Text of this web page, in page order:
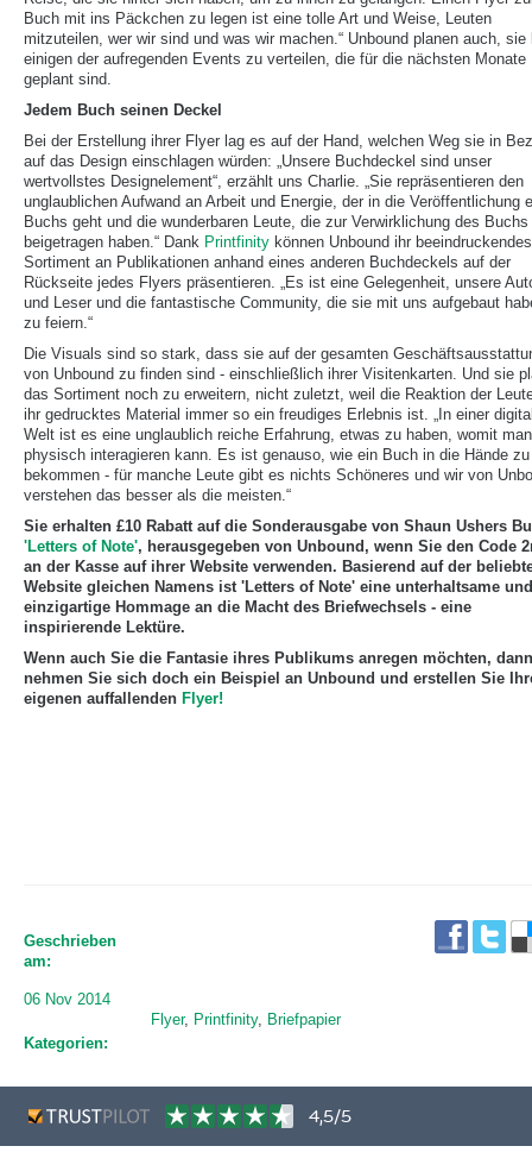
Buch mit ins Päckchen zu legen ist eine tolle Art und Weise, Leuten
mitzuteilen, wer wir sind und was wir machen.“ Unbound planen auch, sie
einigen der aufregenden Events zu verteilen, die für die nächsten Monate
geplant sind.
Jedem Buch seinen Deckel
Bei der Erstellung ihrer Flyer lag es auf der Hand, welchen Weg sie in
auf das Design einschlagen würden: „Unsere Buchdeckel sind unser
wertvollstes Designelement“, erzählt uns Charlie. „Sie repräsentieren den
unglaublichen Aufwand an Arbeit und Energie, der in die Veröffentlichung
Buchs geht und die wunderbaren Leute, die zur Verwirklichung des Buchs
beigetragen haben.“ Dank Printfinity können Unbound ihr beeindruckendes
Sortiment an Publikationen anhand eines anderen Buchdeckels auf der
Rückseite jedes Flyers präsentieren. „Es ist eine Gelegenheit, unsere
und Leser und die fantastische Community, die sie mit uns aufgebaut
zu feiern.“
Die Visuals sind so stark, dass sie auf der gesamten
von Unbound zu finden sind - einschließlich ihrer Visitenkarten. Und sie
das Sortiment noch zu erweitern, nicht zuletzt, weil die Reaktion der
ihr gedrucktes Material immer so ein freudiges Erlebnis ist. „In einer
Welt ist es eine unglaublich reiche Erfahrung, etwas zu haben, womit man
physisch interagieren kann. Es ist genauso, wie ein Buch in die Hände zu
bekommen - für manche Leute gibt es nichts Schöneres und wir von
verstehen das besser als die meisten.“
Sie erhalten £10 Rabatt auf die Sonderausgabe von Shaun Ushers
'Letters of Note', herausgegeben von Unbound, wenn Sie den Code
an der Kasse auf ihrer Website verwenden. Basierend auf der
Website gleichen Namens ist 'Letters of Note' eine unterhaltsame und
einzigartige Hommage an die Macht des Briefwechsels - eine
inspirierende Lektüre.
Wenn auch Sie die Fantasie ihres Publikums anregen möchten, dann
nehmen Sie sich doch ein Beispiel an Unbound und erstellen Sie
eigenen auffallenden Flyer!
Geschrieben
am:
06 Nov 2014
Kategorien:
Flyer, Printfinity, Briefpapier
4,5/5